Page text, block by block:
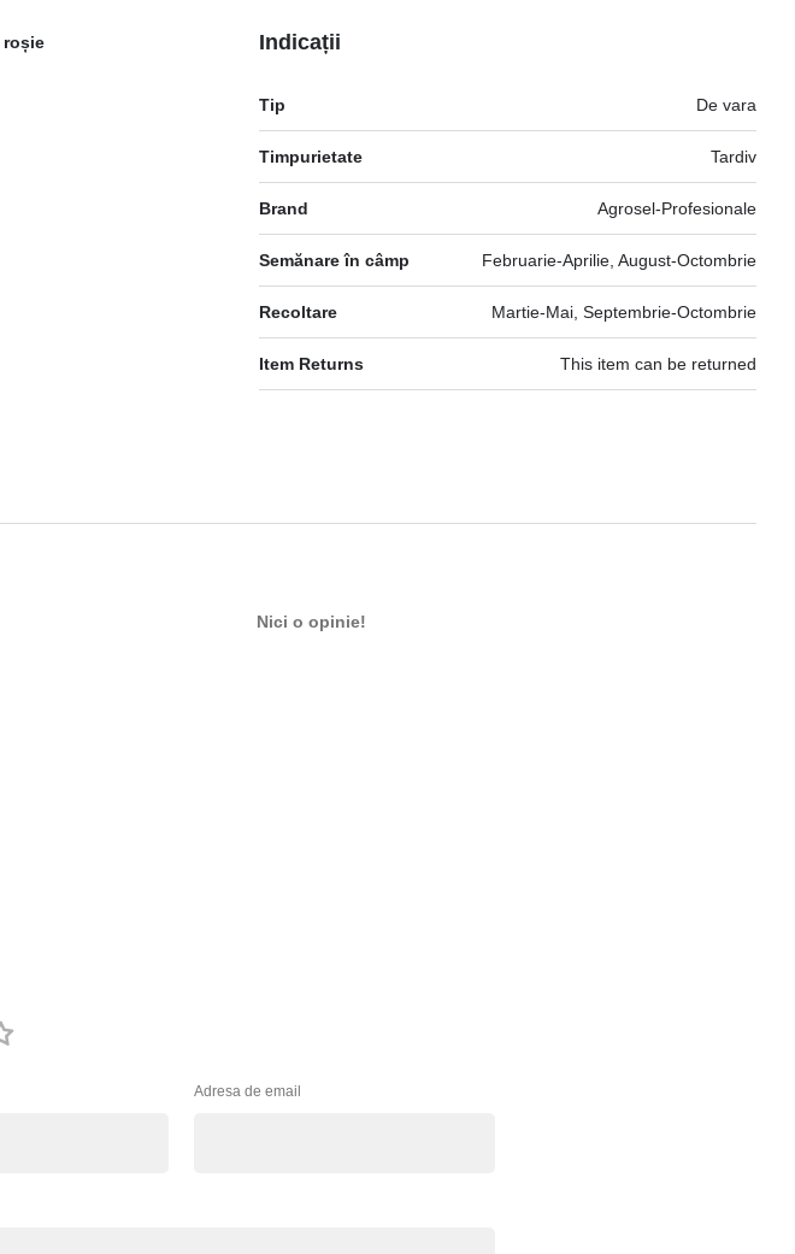
roșie
Indicații
multe
Tip De vara
Timpurietate Tardiv
Brand Agrosel-Profesionale
Semănare în câmp Februarie-Aprilie, August-Octombrie
Recoltare Martie-Mai, Septembrie-Octombrie
Item Returns This item can be returned
Nici o opinie!
Adresa de email